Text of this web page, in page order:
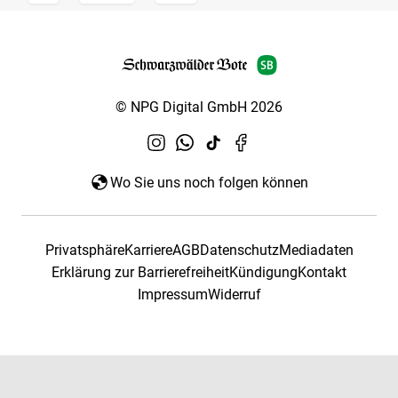
© NPG Digital GmbH 2026
Wo Sie uns noch folgen können
PrivatsphäreKarriereAGBDatenschutzMediadaten
Erklärung zur BarrierefreiheitKündigungKontakt
ImpressumWiderruf